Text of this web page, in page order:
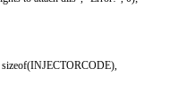
sizeof(INJECTORCODE),